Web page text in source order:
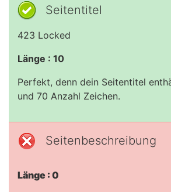
Seitentitel
423 Locked
Länge : 10
Perfekt, denn dein Seitentitel
und 70 Anzahl Zeichen.
Seitenbeschreibung
Länge : 0